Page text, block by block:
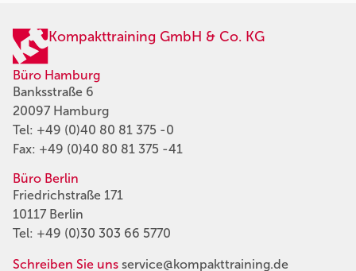
Kompakttraining GmbH & Co. KG
Büro Hamburg
Banksstraße 6
20097 Hamburg
Tel: +49 (0)40 80 81 375 -0
Fax: +49 (0)40 80 81 375 -41
Büro Berlin
Friedrichstraße 171
10117 Berlin
Tel: +49 (0)30 303 66 5770
Schreiben Sie uns service@kompakttraining.de